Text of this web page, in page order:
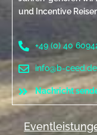
und Incentive
+49 (0) 40
info@b-ceed.de
Nachricht